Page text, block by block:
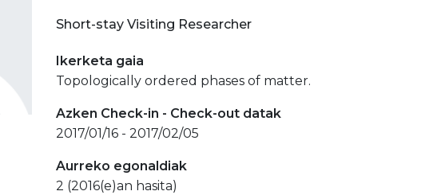
Short-stay Visiting Researcher
Ikerketa gaia
Topologically ordered phases of matter.
Azken Check-in - Check-out datak
2017/01/16 - 2017/02/05
Aurreko egonaldiak
2 (2016(e)an hasita)